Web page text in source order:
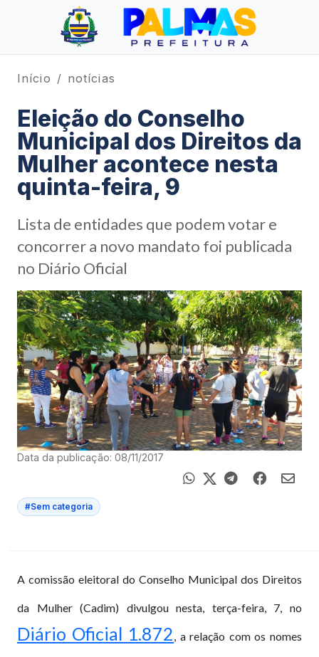
Início notícias
Eleição do Conselho
Municipal dos Direitos da
Mulher acontece nesta
quinta-feira, 9
Lista de entidades que podem votar e
concorrer a novo mandato foi publicada
no Diário Oficial
Data da publicação: 08/11/2017
#Sem categoria
A comissão eleitoral do Conselho Municipal dos Direitos
da Mulher (Cadim) divulgou nesta, terça-feira, 7, no
Diário Oficial 1.872, a relação com os nomes